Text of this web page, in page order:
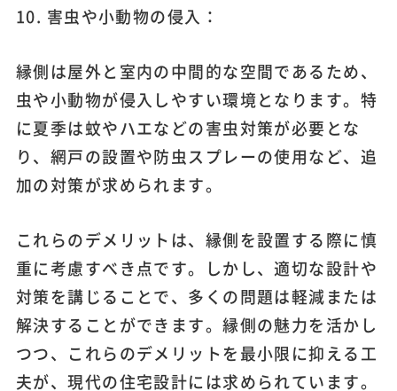
10. 害虫や小動物の侵入：
縁側は屋外と室内の中間的な空間であるため、
虫や小動物が侵入しやすい環境となります。特
に夏季は蚊やハエなどの害虫対策が必要とな
り、網戸の設置や防虫スプレーの使用など、追
加の対策が求められます。
これらのデメリットは、縁側を設置する際に慎
重に考慮すべき点です。しかし、適切な設計や
対策を講じることで、多くの問題は軽減または
解決することができます。縁側の魅力を活かし
つつ、これらのデメリットを最小限に抑える工
夫が、現代の住宅設計には求められています。